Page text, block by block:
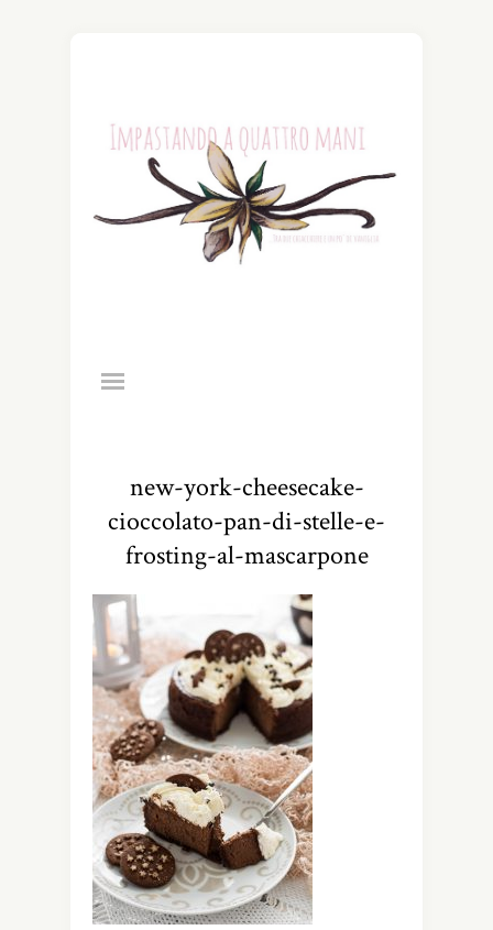
new-york-cheesecake-
cioccolato-pan-di-stelle-e-
frosting-al-mascarpone